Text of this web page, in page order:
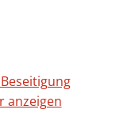
anzeigen